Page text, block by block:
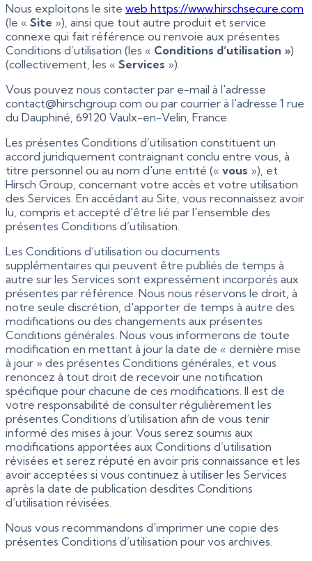
Nous exploitons le site web https://www.hirschsecure.com
(le « Site »), ainsi que tout autre produit et service
connexe qui fait référence ou renvoie aux présentes
Conditions d’utilisation (les « Conditions d’utilisation »)
(collectivement, les « Services »).
Vous pouvez nous contacter par e-mail à l'adresse
contact@hirschgroup.com ou par courrier à l'adresse 1 rue
du Dauphiné, 69120 Vaulx-en-Velin, France.
Les présentes Conditions d’utilisation constituent un
accord juridiquement contraignant conclu entre vous, à
titre personnel ou au nom d'une entité (« vous »), et
Hirsch Group, concernant votre accès et votre utilisation
des Services. En accédant au Site, vous reconnaissez avoir
lu, compris et accepté d'être lié par l'ensemble des
présentes Conditions d’utilisation.
Les Conditions d’utilisation ou documents
supplémentaires qui peuvent être publiés de temps à
autre sur les Services sont expressément incorporés aux
présentes par référence. Nous nous réservons le droit, à
notre seule discrétion, d'apporter de temps à autre des
modifications ou des changements aux présentes
Conditions générales. Nous vous informerons de toute
modification en mettant à jour la date de « dernière mise
à jour » des présentes Conditions générales, et vous
renoncez à tout droit de recevoir une notification
spécifique pour chacune de ces modifications. Il est de
votre responsabilité de consulter régulièrement les
présentes Conditions d’utilisation afin de vous tenir
informé des mises à jour. Vous serez soumis aux
modifications apportées aux Conditions d’utilisation
révisées et serez réputé en avoir pris connaissance et les
avoir acceptées si vous continuez à utiliser les Services
après la date de publication desdites Conditions
d’utilisation révisées.
Nous vous recommandons d'imprimer une copie des
présentes Conditions d’utilisation pour vos archives.